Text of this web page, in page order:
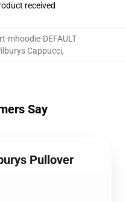
received
mhoodie-DEFAULT
Cappucci,
Say
Pullover